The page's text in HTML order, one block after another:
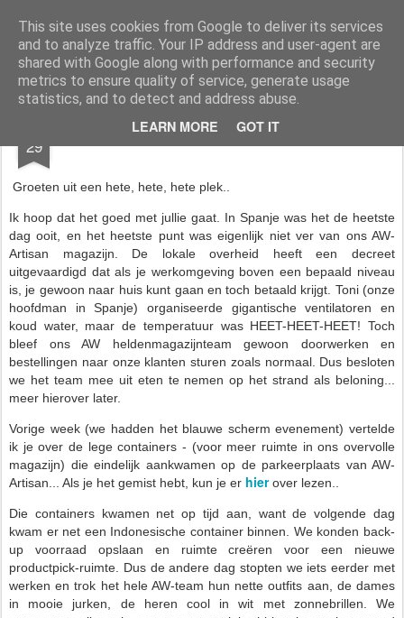
This site uses cookies from Google to deliver its services
and to analyze traffic. Your IP address and user-agent are
shared with Google along with performance and security
metrics to ensure quality of service, generate usage
statistics, and to detect and address abuse.
LEARN MORE GOT IT
AWGifts Nederland Welkom terug bij AWGifts Europe - Uw groothandel in cadeauartikelen die door heel Europa levert. Bij AWGifts zijn we toegewijd om u het beste te bieden op het gebied van cadeauartikelen voor de groothandel, uw klanten te verrassen en uw detailhandel te helpen groeien. De enige groothandel die handgemaakte cadeauartikelen rechtstreeks uit India, Indonesië & China - AND produceert aromatherapie, huisparfumartikelen en badkamergeschenken in onze Britse fabriek.
Home
29 🌍Heet Heet Heet! 🌍
Groeten uit een hete, hete, hete plek..
Ik hoop dat het goed met jullie gaat. In Spanje was het de heetste
dag ooit, en het heetste punt was eigenlijk niet ver van ons AW-
Artisan magazijn. De lokale overheid heeft een decreet
uitgevaardigd dat als je werkomgeving boven een bepaald niveau
is, je gewoon naar huis kunt gaan en toch betaald krijgt. Toni (onze
hoofdman in Spanje) organiseerde gigantische ventilatoren en
koud water, maar de temperatuur was HEET-HEET-HEET! Toch
bleef ons AW heldenmagazijnteam gewoon doorwerken en
bestellingen naar onze klanten sturen zoals normaal. Dus besloten
we het team mee uit eten te nemen op het strand als beloning...
meer hierover later.
Vorige week (we hadden het blauwe scherm evenement) vertelde
ik je over de lege containers - (voor meer ruimte in ons overvolle
magazijn) die eindelijk aankwamen op de parkeerplaats van AW-
Artisan... Als je het gemist hebt, kun je er hierover lezen..
Die containers kwamen net op tijd aan, want de volgende dag
kwam er net een Indonesische container binnen. We konden back-
up voorraad opslaan en ruimte creëren voor een nieuwe
productpick-ruimte. Dus de andere dag stopten we iets eerder met
werken en trok het hele AW-team hun nette outfits aan, de dames
in mooie jurken, de heren cool in wit met zonnebrillen. We